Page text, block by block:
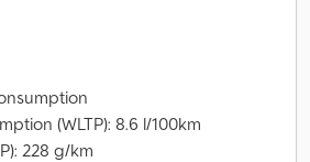
(WLTP): 8.6 l/100km
228 g/km